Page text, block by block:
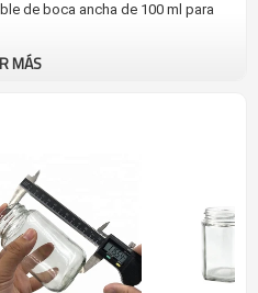
de boca ancha de 100 ml para
encurtidas, el kéfir o el
2.4" de alto
MÁS